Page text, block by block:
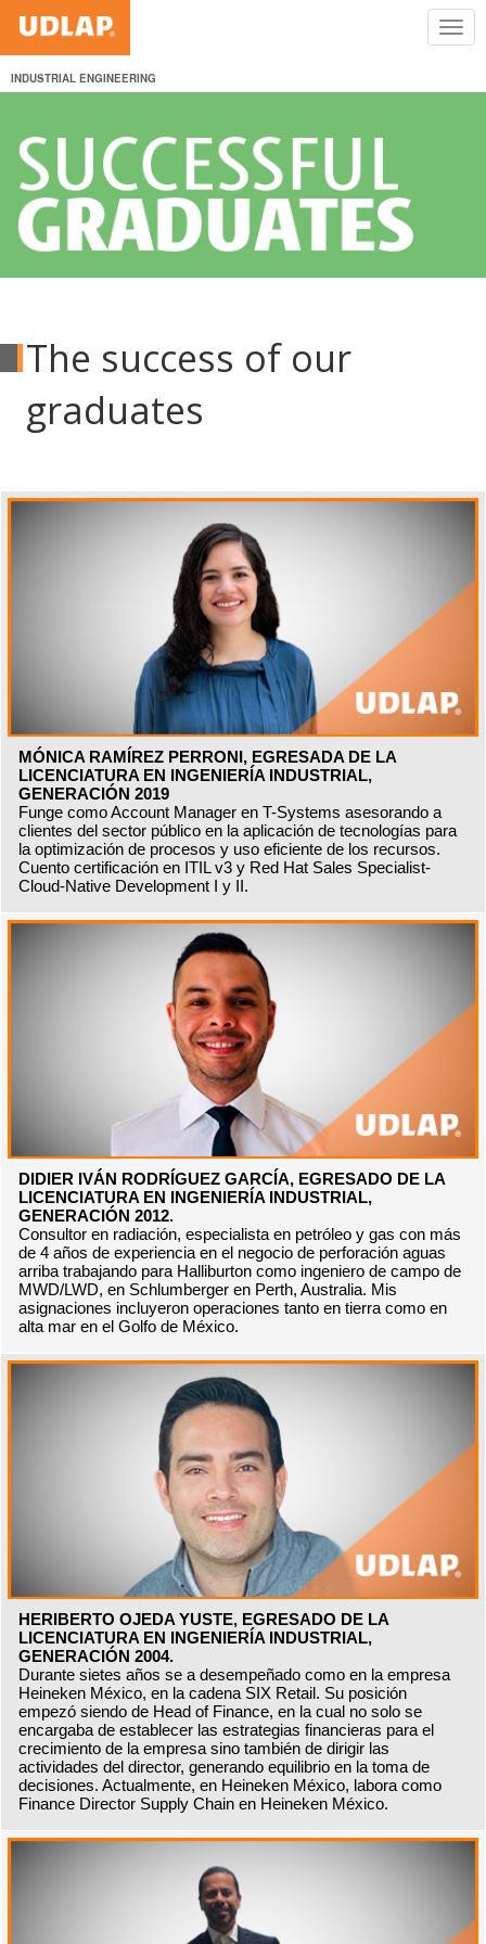
INDUSTRIAL ENGINEERING
The success of our
graduates
MÓNICA RAMÍREZ PERRONI, EGRESADA DE LA
LICENCIATURA EN INGENIERÍA INDUSTRIAL,
GENERACIÓN 2019
Funge como Account Manager en T-Systems asesorando a
clientes del sector público en la aplicación de tecnologías para
la optimización de procesos y uso eficiente de los recursos.
Cuento certificación en ITIL v3 y Red Hat Sales Specialist-
Cloud-Native Development I y II.
DIDIER IVÁN RODRÍGUEZ GARCÍA, EGRESADO DE LA
LICENCIATURA EN INGENIERÍA INDUSTRIAL,
GENERACIÓN 2012.
Consultor en radiación, especialista en petróleo y gas con más
de 4 años de experiencia en el negocio de perforación aguas
arriba trabajando para Halliburton como ingeniero de campo de
MWD/LWD, en Schlumberger en Perth, Australia. Mis
asignaciones incluyeron operaciones tanto en tierra como en
alta mar en el Golfo de México.
HERIBERTO OJEDA YUSTE, EGRESADO DE LA
LICENCIATURA EN INGENIERÍA INDUSTRIAL,
GENERACIÓN 2004.
Durante sietes años se a desempeñado como en la empresa
Heineken México, en la cadena SIX Retail. Su posición
empezó siendo de Head of Finance, en la cual no solo se
encargaba de establecer las estrategias financieras para el
crecimiento de la empresa sino también de dirigir las
actividades del director, generando equilibrio en la toma de
decisiones. Actualmente, en Heineken México, labora como
Finance Director Supply Chain en Heineken México.